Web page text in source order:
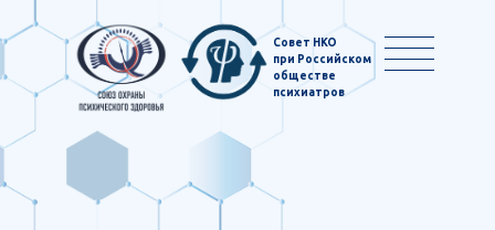
Совет НКО
при Российском
обществе
психиатров